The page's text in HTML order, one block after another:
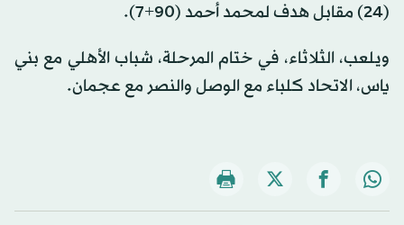
(24) مقابل هدف لمحمد أحمد (90+7).
ويلعب، الثلاثاء، في ختام المرحلة، شباب الأهلي مع بني
ياس، الاتحاد كلباء مع الوصل والنصر مع عجمان.